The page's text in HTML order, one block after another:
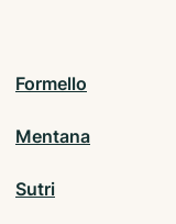
Formello
Mentana
Sutri